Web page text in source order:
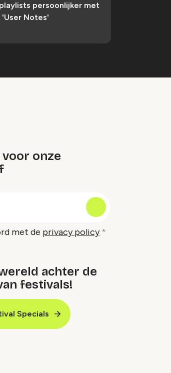
persoonlijker met
Notes'
onze
met de privacy policy
achter de
festivals!
Specials